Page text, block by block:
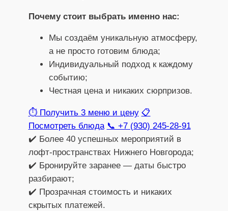
Почему стоит выбрать именно нас:
Мы создаём уникальную атмосферу,
а не просто готовим блюда;
Индивидуальный подход к каждому
событию;
Честная цена и никаких сюрпризов.
⏱️ Получить 3 меню и цену 📋
Посмотреть блюда 📞 +7 (930) 245-28-91
✔️ Более 40 успешных мероприятий в
лофт-пространствах Нижнего Новгорода;
✔️ Бронируйте заранее — даты быстро
разбирают;
✔️ Прозрачная стоимость и никаких
скрытых платежей.